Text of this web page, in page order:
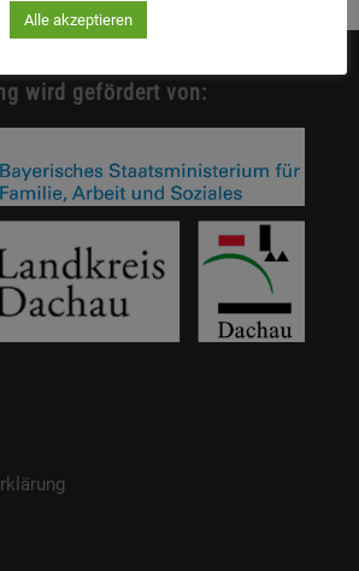
wird gefördert von:
Alle akzeptieren